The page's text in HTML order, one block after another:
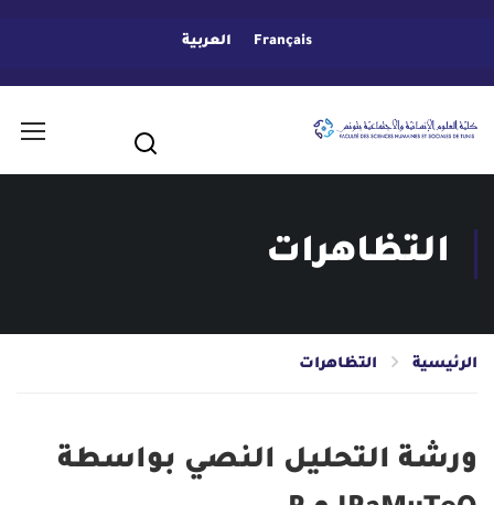
Français العربية
التظاهرات
الرئيسية التظاهرات
ورشة التحليل النصي بواسطة